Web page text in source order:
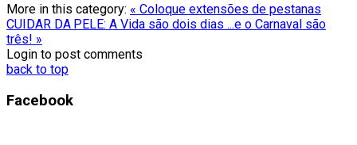
More in this category: « Coloque extensões de pestanas
CUIDAR DA PELE: A Vida são dois dias ...e o Carnaval são
três! »
Login to post comments
back to top
Facebook